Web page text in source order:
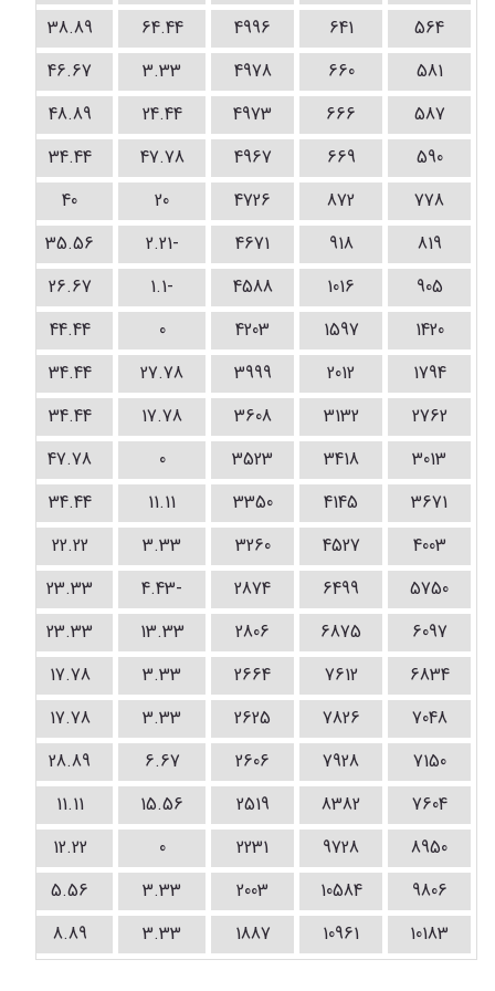
564
641
4996
64.44
38.89
581
660
4978
3.33
46.67
587
666
4973
24.44
48.89
590
669
4967
47.78
34.44
778
872
4726
20
40
819
918
4671
-2.21
35.56
905
1016
4588
-1.1
26.67
1420
1597
4203
0
44.44
1794
2012
3999
27.78
34.44
2762
3132
3608
17.78
34.44
3013
3418
3523
0
47.78
3671
4145
3350
11.11
34.44
4003
4527
3260
3.33
22.22
5750
6499
2874
-4.43
23.33
6097
6875
2806
13.33
23.33
6834
7612
2664
3.33
17.78
7048
7826
2625
3.33
17.78
7150
7928
2606
6.67
28.89
7604
8382
2519
15.56
11.11
8950
9728
2231
0
12.22
9806
10584
2003
3.33
5.56
10183
10961
1887
3.33
8.89